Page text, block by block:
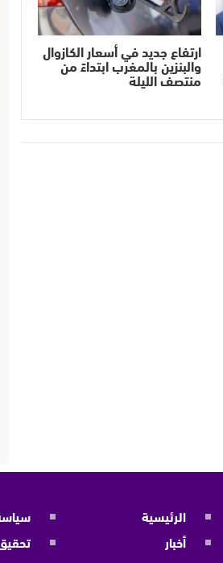
ارتفاع جديد في أسعار الكازوال
والبنزين بالمغرب ابتداءً من
منتصف الليلة
الرئيسية
أخبار